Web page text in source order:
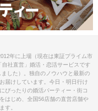
ンジ 】
トJin
- 4418
のご連絡は、上記電話
アドレスよりさせて頂
び受信の設定を宜しく
年に上場（現在は東証プライム市
社直営」婚活・恋活サービスです
した）。独自のノウハウと最新の
届けしています。今日・明日行け
ぴったりの婚活パーティー・街コ
はじめ、全国56店舗の直営店舗や
す。